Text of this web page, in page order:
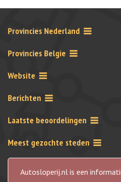
Provincies Nederland
Provincies Belgie
Website
Berichten
Laatste beoordelingen
Meest gezochte steden
Autosloperij.nl is een